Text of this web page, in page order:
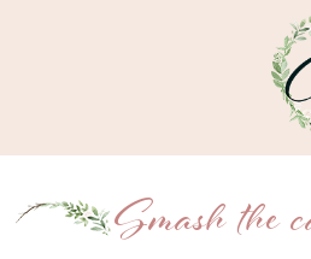
Smash the